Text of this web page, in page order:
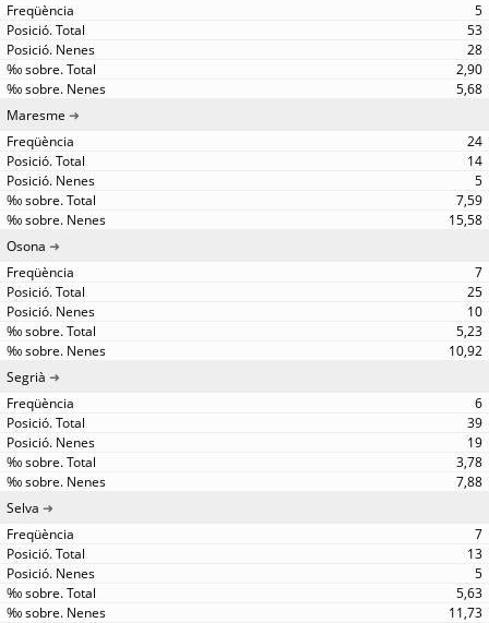
5
53
28
2,90
5,68
Maresme
24
14
5
7,59
15,58
Osona
7
25
10
5,23
10,92
Segrià
6
39
19
3,78
7,88
Selva
7
13
5
5,63
11,73